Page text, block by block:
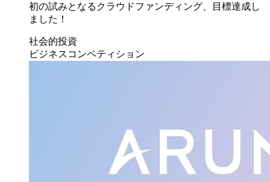
初の試みとなるクラウドファンディング、目標達成し
ました！
社会的投資
ビジネスコンペティション